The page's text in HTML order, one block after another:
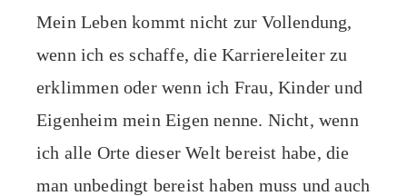
Mein Leben kommt nicht zur Vollendung,
wenn ich es schaffe, die Karriereleiter zu
erklimmen oder wenn ich Frau, Kinder und
Eigenheim mein Eigen nenne. Nicht, wenn
ich alle Orte dieser Welt bereist habe, die
man unbedingt bereist haben muss und auch